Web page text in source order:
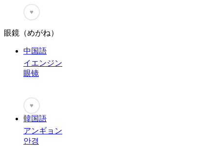
♥
眼鏡（めがね）
中国語
イエンジン
眼镜
♥
韓国語
アンギョン
안경